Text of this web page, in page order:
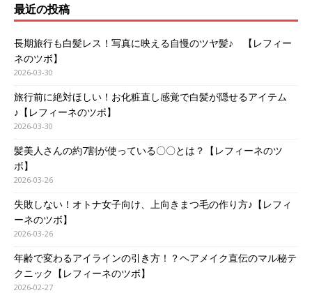
最近の投稿
長期旅行も白髪レス！写真に映える自慢のツヤ髪♪ 【レフィー
ネのツボ】
2026-03-30
旅行前に絶対ほしい！お化粧直し感覚で白髪が隠せるアイテム
♪【レフィーネのツボ】
2026-03-30
髪美人さんの約7割が使っている〇〇とは？【レフィーネのツ
ボ】
2026-03-26
失敗しない！オトナ女子向け、上向きまつ毛の作り方♪【レフィ
ーネのツボ】
2026-03-26
年齢で変わるアイラインの引き方！？ヘアメイク直伝のマル秘テ
クニック【レフィーネのツボ】
2026-02-27